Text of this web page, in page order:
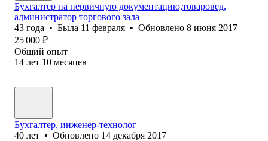
Бухгалтер на первичную документацию,товаровед,
администратор торгового зала
43 года • Была 11 февраля • Обновлено 8 июня 2017
25 000 ₽
Общий опыт
14 лет 10 месяцев
Бухгалтер, инженер-технолог
40 лет • Обновлено 14 декабря 2017